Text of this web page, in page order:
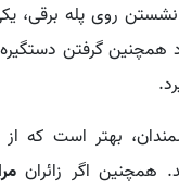
روی پله برقی،
همچنین گرفتن دستگیره
بهتر است که
همچنین اگر زائران